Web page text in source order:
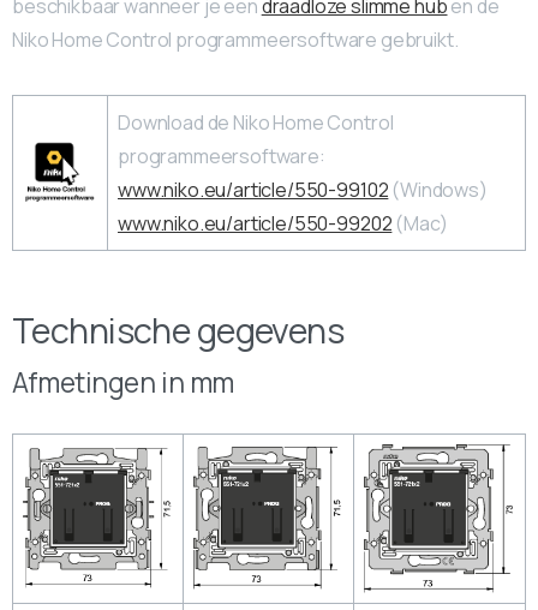
beschikbaar wanneer je eendraadloze slimme huben de
Niko Home Control programmeersoftware gebruikt.
Download de Niko Home Control
programmeersoftware:
www.niko.eu/article/550-99102 (Windows)
www.niko.eu/article/550-99202 (Mac)
Technische gegevens
Afmetingen in mm